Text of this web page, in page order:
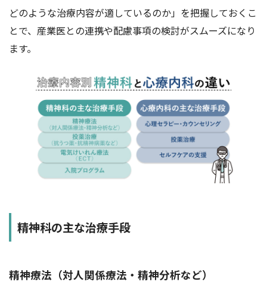
どのような治療内容が適しているのか」を把握しておくこ
とで、産業医との連携や配慮事項の検討がスムーズになり
ます。
精神科の主な治療手段
精神療法（対人関係療法・精神分析など）